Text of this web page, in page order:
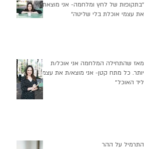
״בתקופות של לחץ ומלחמה- אני מוצאת
את עצמי אוכלת בלי שליטה״
מאז שהתחילה המלחמה אני אוכל/ת
יותר. כל מתח קטן- אני מוצא/ת את עצמי
ליד האוכל״
התרמיל על ההר